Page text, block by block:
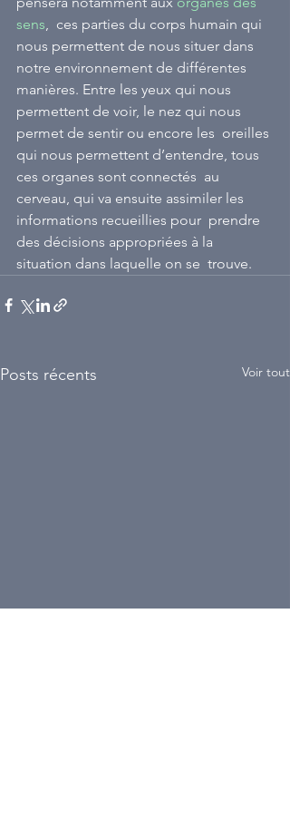
sens ,  ces parties du corps humain qui
nous permettent de nous situer dans
notre environnement de différentes
manières. Entre les yeux qui nous
permettent de voir, le nez qui nous
permet de sentir ou encore les  oreilles
qui nous permettent d’entendre, tous
ces organes sont connectés  au
cerveau, qui va ensuite assimiler les
informations recueillies pour  prendre
des décisions appropriées à la
situation dans laquelle on se  trouve.
Posts récents Voir tout